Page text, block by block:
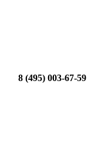
8 (495) 003-67-59